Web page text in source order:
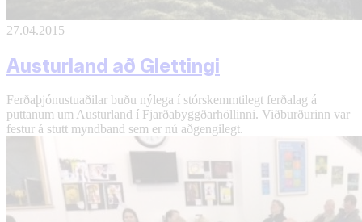
27.04.2015
Austurland að Glettingi
Ferðaþjónustuaðilar buðu nýlega í stórskemmtilegt ferðalag á
puttanum um Austurland í Fjarðabyggðarhöllinni. Viðburðurinn var
festur á stutt myndband sem er nú aðgengilegt.